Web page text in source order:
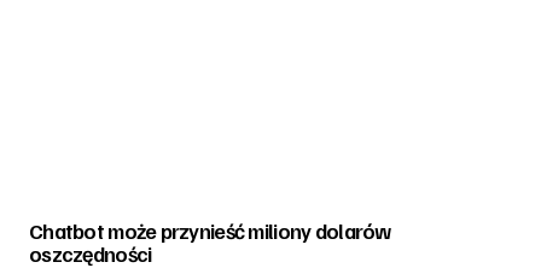
Chatbot może przynieść miliony dolarów
oszczędności